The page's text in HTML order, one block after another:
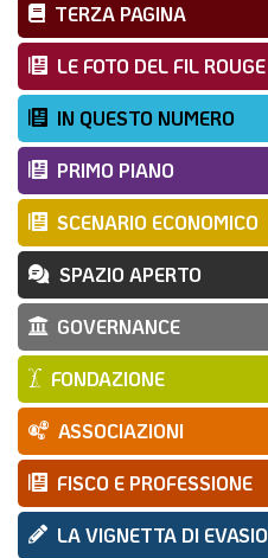
TERZA PAGINA
LE FOTO DEL FIL ROUGE
IN QUESTO NUMERO
PRIMO PIANO
SCENARIO ECONOMICO
SPAZIO APERTO
GOVERNANCE
FONDAZIONE
ASSOCIAZIONI
FISCO E PROFESSIONE
LA VIGNETTA DI EVASIO